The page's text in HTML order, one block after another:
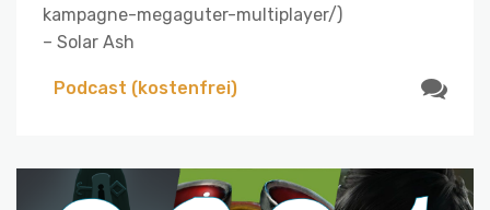
kampagne-megaguter-multiplayer/)
– Solar Ash
Podcast (kostenfrei)